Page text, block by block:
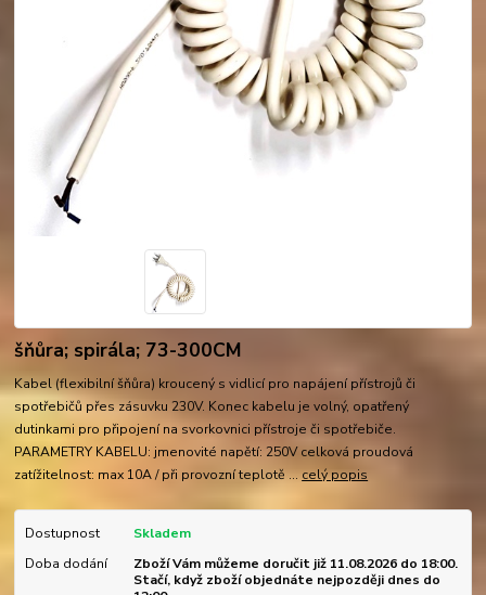
šňůra; spirála; 73-300CM
Kabel (flexibilní šňůra) kroucený s vidlicí pro napájení přístrojů či
spotřebičů přes zásuvku 230V. Konec kabelu je volný, opatřený
dutinkami pro připojení na svorkovnici přístroje či spotřebiče.
PARAMETRY KABELU: jmenovité napětí: 250V celková proudová
zatížitelnost: max 10A / při provozní teplotě ...celý popis
Dostupnost
Skladem
Doba dodání
Zboží Vám můžeme doručit již 11.08.2026 do 18:00.
Stačí, když zboží objednáte nejpozději dnes do